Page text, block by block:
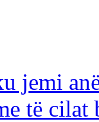
jemi
të cilat